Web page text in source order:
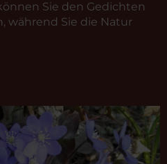
Sie den Gedichten
während Sie die Natur